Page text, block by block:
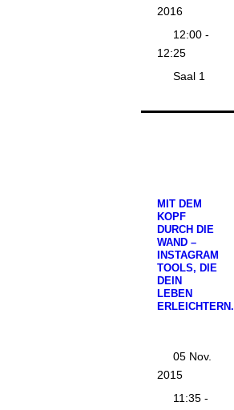
2016
12:00 -
12:25
Saal 1
MIT DEM
KOPF
DURCH DIE
WAND –
INSTAGRAM
TOOLS, DIE
DEIN
LEBEN
ERLEICHTERN.
05 Nov.
2015
11:35 -